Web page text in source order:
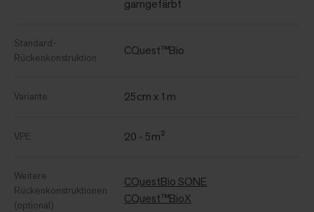
garngefärbt
Standard-
Rückenkonstruktion
CQuest™Bio
Variante 25cm x 1m
VPE 20 - 5m²
Weitere
Rückenkonstruktionen
(optional)
CQuestBio SONE
CQuest™BioX